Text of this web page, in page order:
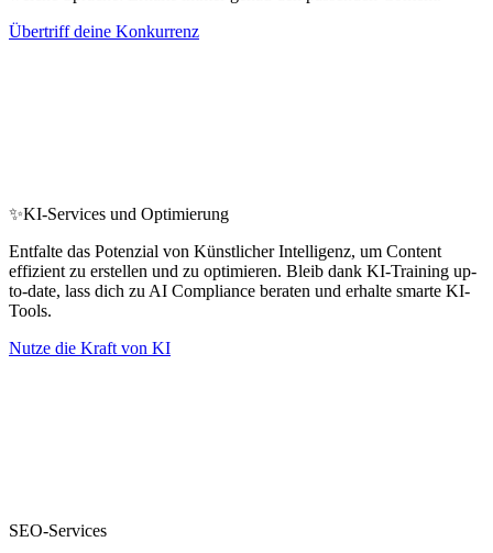
Übertriff deine Konkurrenz
✨KI-Services und Optimierung
Entfalte das Potenzial von Künstlicher Intelligenz, um Content
effizient zu erstellen und zu optimieren. Bleib dank KI-Training up-
to-date, lass dich zu AI Compliance beraten und erhalte smarte KI-
Tools.
Nutze die Kraft von KI
SEO-Services